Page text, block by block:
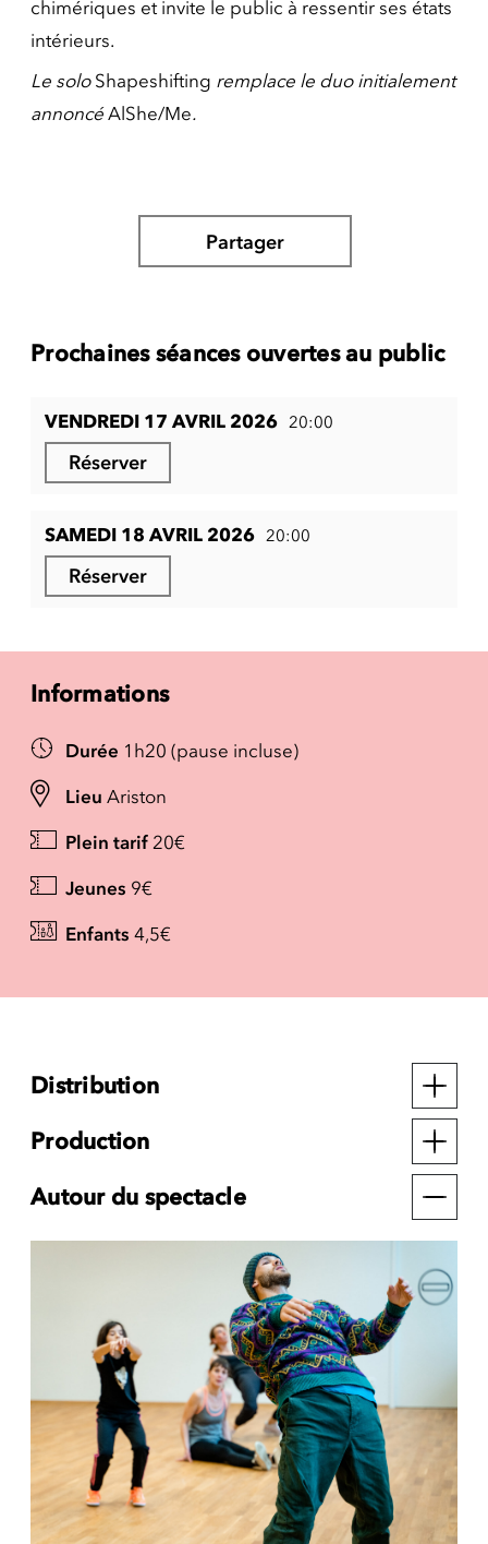
chimériques et invite le public à ressentir ses états
intérieurs.
Le solo Shapeshifting remplace le duo initialement
annoncéAlShe/Me.
Partager
Prochaines séances ouvertes au public
VENDREDI 17 AVRIL 2026 20:00
Réserver
SAMEDI 18 AVRIL 2026 20:00
Réserver
Informations
Durée 1h20 (pause incluse)
Lieu Ariston
Plein tarif 20€
Jeunes 9€
Enfants 4,5€
Distribution
Production
Autour du spectacle